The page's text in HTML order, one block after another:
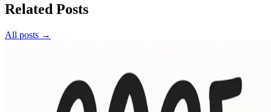
Related Posts
All posts →